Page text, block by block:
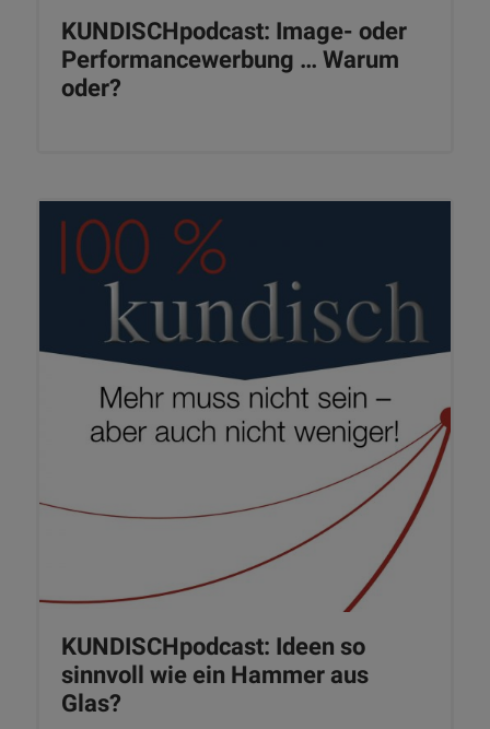
KUNDISCHpodcast: Image- oder
Performancewerbung … Warum
oder?
KUNDISCHpodcast: Ideen so
sinnvoll wie ein Hammer aus
Glas?